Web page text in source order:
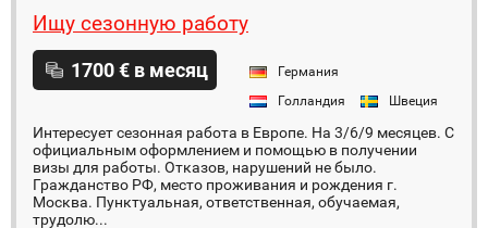
Ищу сезонную работу
1700 € в месяц
Германия
Голландия
Швеция
Интересует сезонная работа в Европе. На 3/6/9 месяцев. С
официальным оформлением и помощью в получении
визы для работы. Отказов, нарушений не было.
Гражданство РФ, место проживания и рождения г.
Москва. Пунктуальная, ответственная, обучаемая,
трудолю...